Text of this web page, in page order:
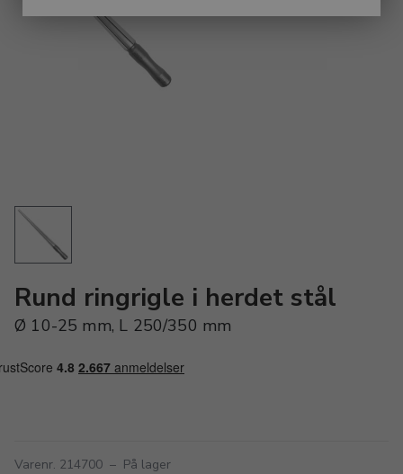
Rund ringrigle i herdet stål
Ø 10-25 mm, L 250/350 mm
Varenr. 214700 – På lager